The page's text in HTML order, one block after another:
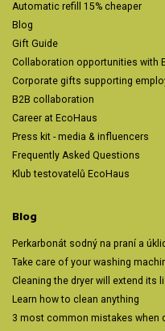
Automatic refill 15% cheaper
Blog
Gift Guide
Collaboration opportunities with
Corporate gifts supporting
B2B collaboration
Career at EcoHaus
Press kit - media & influencers
Frequently Asked Questions
Klub testovatelů EcoHaus
Blog
Perkarbonát sodný na praní a úklid
Take care of your washing
Cleaning the dryer will extend its
Learn how to clean anything
3 most common mistakes when